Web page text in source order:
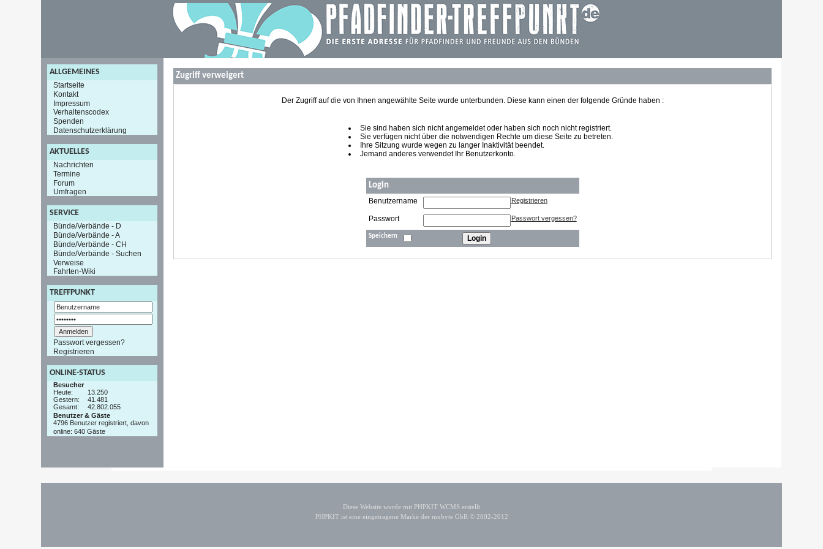
ALLGEMEINES
Startseite
Kontakt
Impressum
Verhaltenscodex
Spenden
Datenschutzerklärung
AKTUELLES
Nachrichten
Termine
Forum
Umfragen
SERVICE
Bünde/Verbände - D
Bünde/Verbände - A
Bünde/Verbände - CH
Bünde/Verbände - Suchen
Verweise
Fahrten-Wiki
TREFFPUNKT
Passwort vergessen?
Registrieren
ONLINE-STATUS
Besucher
Heute:
13.250
Gestern:
41.481
Gesamt:
42.802.055
Benutzer & Gäste
4796 Benutzer registriert, davon
online: 640 Gäste
Zugriff verweigert
Der Zugriff auf die von Ihnen angewählte Seite wurde unterbunden. Diese kann einen der folgende Gründe haben :
Sie sind haben sich nicht angemeldet oder haben sich noch nicht registriert.
Sie verfügen nicht über die notwendigen Rechte um diese Seite zu betreten.
Ihre Sitzung wurde wegen zu langer Inaktivität beendet.
Jemand anderes verwendet Ihr Benutzerkonto.
Login
Benutzername Registrieren
Passwort Passwort vergessen?
Speichern
Diese Website wurde mit PHPKIT WCMS erstellt
PHPKIT ist eine eingetragene Marke der mxbyte GbR © 2002-2012